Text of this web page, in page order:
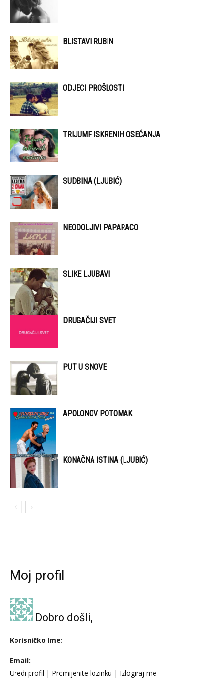
BLISTAVI RUBIN
ODJECI PROŠLOSTI
TRIJUMF ISKRENIH OSEĆANJA
SUDBINA (LJUBIĆ)
NEODOLJIVI PAPARACO
SLIKE LJUBAVI
DRUGAČIJI SVET
PUT U SNOVE
APOLONOV POTOMAK
KONAČNA ISTINA (LJUBIĆ)
Moj profil
Dobro došli,
Korisničko Ime:
Email:
Uredi profil | Promijenite lozinku | Izlogiraj me